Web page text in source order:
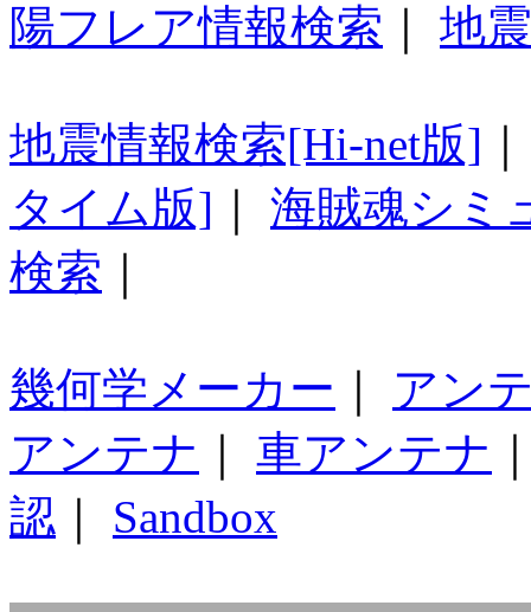
陽フレア情報検索
地
地震情報検索[Hi-net版]
タイム版]
海賊魂シミ
検索
幾何学メーカー
アン
アンテナ
車アンテナ
認
Sandbox